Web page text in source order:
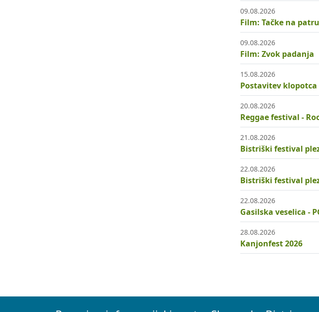
09.08.2026
Film: Tačke na
09.08.2026
Film: Zvok padanja
15.08.2026
Postavitev klopotca
20.08.2026
Reggae festival -
21.08.2026
Bistriški festival
22.08.2026
Bistriški festival
22.08.2026
Gasilska veselica -
28.08.2026
Kanjonfest 2026